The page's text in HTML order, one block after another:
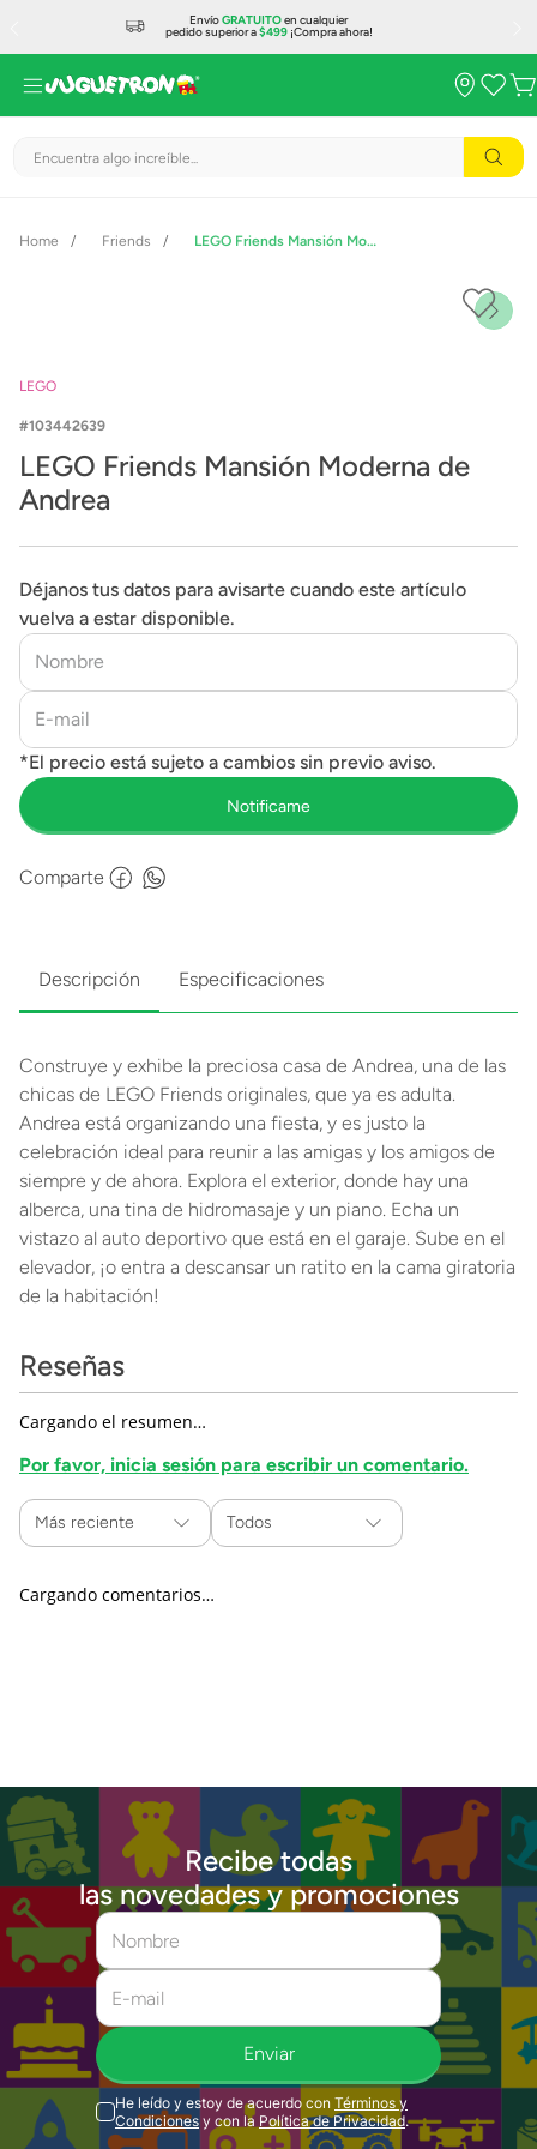
EnvíoGRATUITOen cualquier
pedido superior a$499¡Compra ahora!
Encuentra algo increíble...
Friends LEGO Friends Mansión Moderna de Andrea
LEGO
103442639
LEGO Friends Mansión Moderna de
Andrea
Déjanos tus datos para avisarte cuando este artículo
vuelva a estar disponible.
Comparte
Descripción Especificaciones
Construye y exhibe la preciosa casa de Andrea, una de las
chicas de LEGO Friends originales, que ya es adulta.
Andrea está organizando una fiesta, y es justo la
celebración ideal para reunir a las amigas y los amigos de
siempre y de ahora. Explora el exterior, donde hay una
alberca, una tina de hidromasaje y un piano. Echa un
vistazo al auto deportivo que está en el garaje. Sube en el
elevador, ¡o entra a descansar un ratito en la cama giratoria
de la habitación!
Reseñas
Cargando el resumen…
Por favor, inicia sesión para escribir un comentario.
Más reciente Todos
Cargando comentarios…
Recibe todas
las novedades y promociones
Enviar
He leído y estoy de acuerdo con Términos y
Condiciones y con la Política de Privacidad.